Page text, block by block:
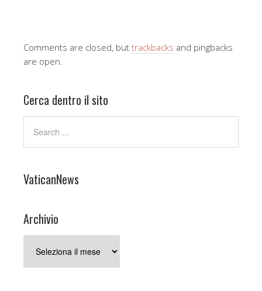
Comments are closed, but trackbacks and pingbacks
are open.
Cerca dentro il sito
VaticanNews
Archivio